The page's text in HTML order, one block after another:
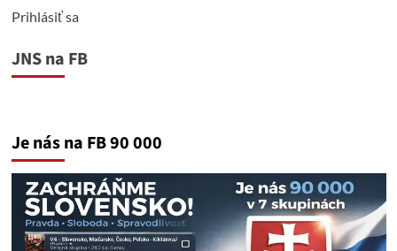
Prihlásiť sa
JNS na FB
Je nás na FB 90 000